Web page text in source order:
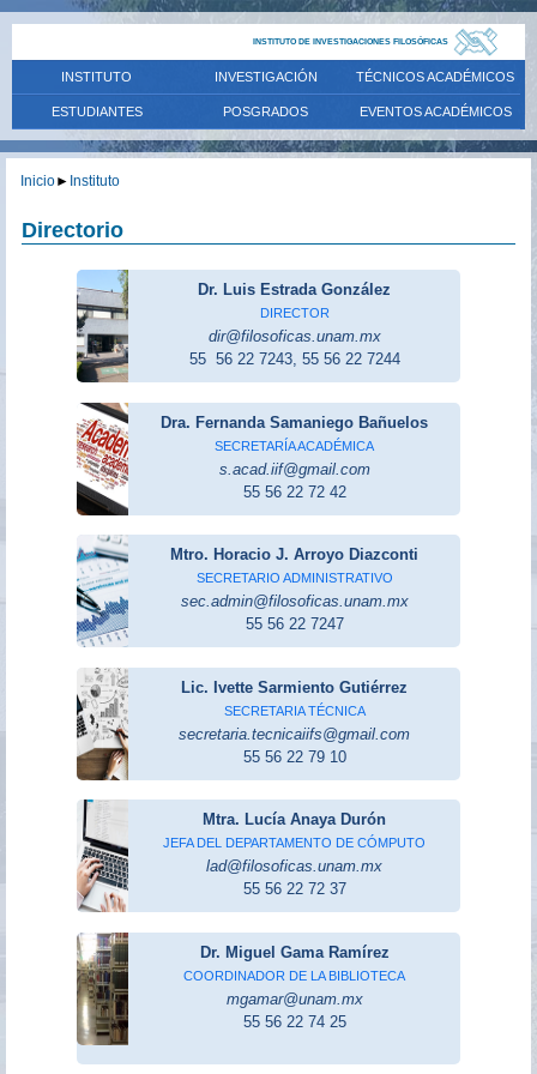
INSTITUTO DE INVESTIGACIONES FILOSÓFICAS
INSTITUTO INVESTIGACIÓN TÉCNICOS ACADÉMICOS
ESTUDIANTES POSGRADOS EVENTOS ACADÉMICOS
Inicio► Instituto
Directorio
Dr. Luis Estrada González
DIRECTOR
dir@filosoficas.unam.mx
55 56 22 7243, 55 56 22 7244
Dra. Fernanda Samaniego Bañuelos
SECRETARÍA ACADÉMICA
s.acad.iif@gmail.com
55 56 22 72 42
Mtro. Horacio J. Arroyo Diazconti
SECRETARIO ADMINISTRATIVO
sec.admin@filosoficas.unam.mx
55 56 22 7247
Lic. Ivette Sarmiento Gutiérrez
SECRETARIA TÉCNICA
secretaria.tecnicaiifs@gmail.com
55 56 22 79 10
Mtra. Lucía Anaya Durón
JEFA DEL DEPARTAMENTO DE CÓMPUTO
lad@filosoficas.unam.mx
55 56 22 72 37
Dr. Miguel Gama Ramírez
COORDINADOR DE LA BIBLIOTECA
mgamar@unam.mx
55 56 22 74 25